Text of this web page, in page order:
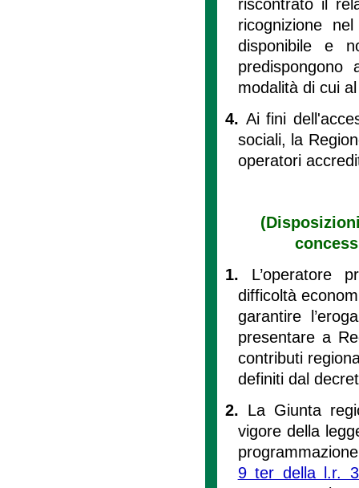
riscontrato il
ricognizione
disponibile e
predispongono
modalità di cui
4. Ai fini
sociali, la
operatori
1. L’operatore
difficoltà
garantire
presentare a
contributi
definiti dal
2. La Giunta
vigore della
9 ter della l.r.